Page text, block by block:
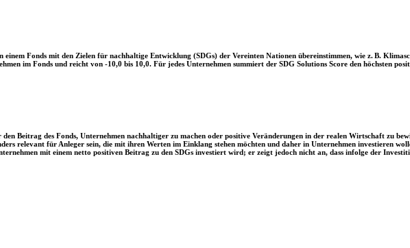
einem Fonds mit den Zielen für nachhaltige Entwicklung (SDGs) der Vereinten Nationen übereinstimmen, wie z. B.
im Fonds und reicht von -10,0 bis 10,0. Für jedes Unternehmen summiert der SDG Solutions Score den höchsten
Beitrag des Fonds, Unternehmen nachhaltiger zu machen oder positive Veränderungen in der realen Wirtschaft zu
relevant für Anleger sein, die mit ihren Werten im Einklang stehen möchten und daher in Unternehmen investieren
mit einem netto positiven Beitrag zu den SDGs investiert wird; er zeigt jedoch nicht an, dass infolge der